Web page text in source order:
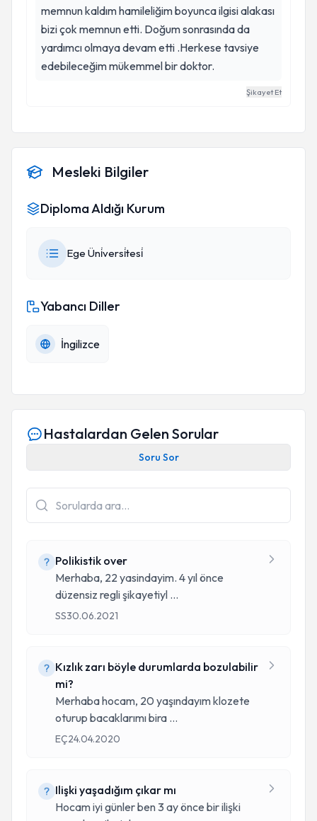
memnun kaldım hamileliğim boyunca ilgisi alakası
bizi çok memnun etti. Doğum sonrasında da
yardımcı olmaya devam etti .Herkese tavsiye
edebileceğim mükemmel bir doktor.
Şikayet Et
Mesleki Bilgiler
Diploma Aldığı Kurum
Ege Üni̇versi̇tesi̇
Yabancı Diller
İngilizce
Hastalardan Gelen Sorular
Soru Sor
Polikistik over
Merhaba, 22 yasindayim. 4 yıl önce
düzensiz regli şikayetiyl ...
SS30.06.2021
Kızlık zarı böyle durumlarda bozulabilir
mi?
Merhaba hocam, 20 yaşındayım klozete
oturup bacaklarımı bira ...
EÇ24.04.2020
Ilişki yaşadığım çıkar mı
Hocam iyi günler ben 3 ay önce bir ilişki